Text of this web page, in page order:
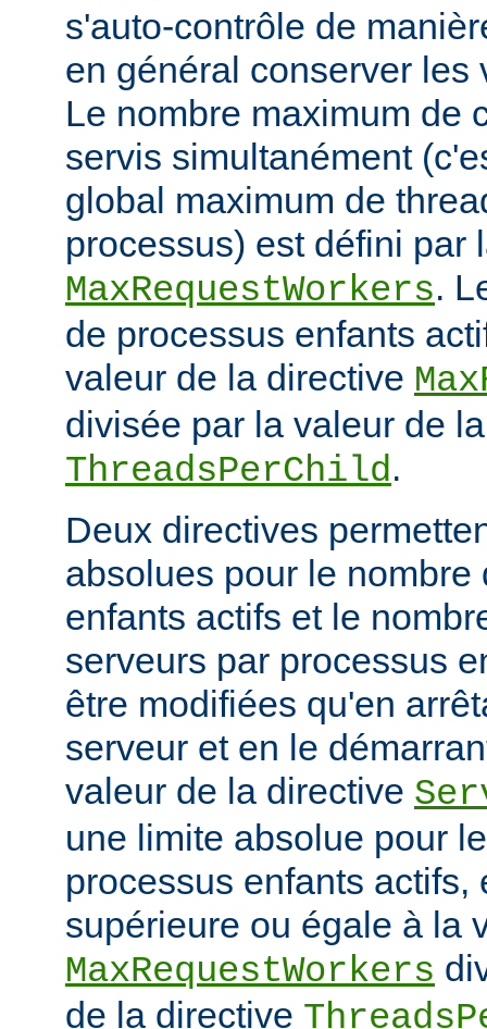
s'auto-contrôle de
en général conserver les
Le nombre maximum de
servis simultanément
global maximum de
processus) est défini par
MaxRequestWorkers.
de processus enfants
valeur de la directive
divisée par la valeur de
ThreadsPerChild.
Deux directives
absolues pour le nombre
enfants actifs et le
serveurs par processus
être modifiées qu'en
serveur et en le
valeur de la directive
une limite absolue pour
processus enfants actifs,
supérieure ou égale à la
MaxRequestWorkers
de la directive